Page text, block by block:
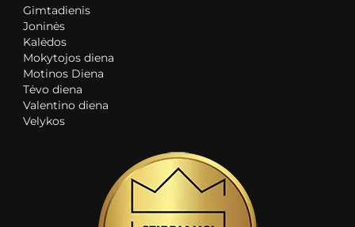
Gimtadienis
Joninės
Kalėdos
Mokytojos diena
Motinos Diena
Tėvo diena
Valentino diena
Velykos